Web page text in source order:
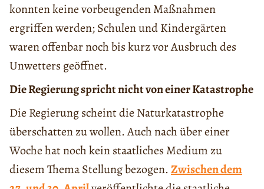
konnten keine vorbeugenden Maßnahmen
ergriffen werden; Schulen und Kindergärten
waren offenbar noch bis kurz vor Ausbruch des
Unwetters geöffnet.
Die Regierung spricht nicht von einer Katastrophe
Die Regierung scheint die Naturkatastrophe
überschatten zu wollen. Auch nach über einer
Woche hat noch kein staatliches Medium zu
diesem Thema Stellung bezogen.Zwischen dem